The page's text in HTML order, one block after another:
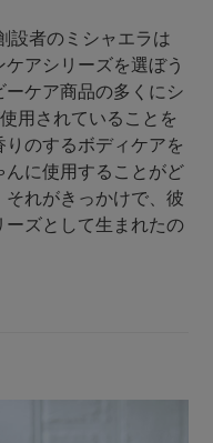
設者のミシャエラは
アシリーズを選ぼう
ケア商品の多くにシ
用されていることを
のするボディケアを
んに使用することがど
それがきっかけで、彼
ズとして生まれたの